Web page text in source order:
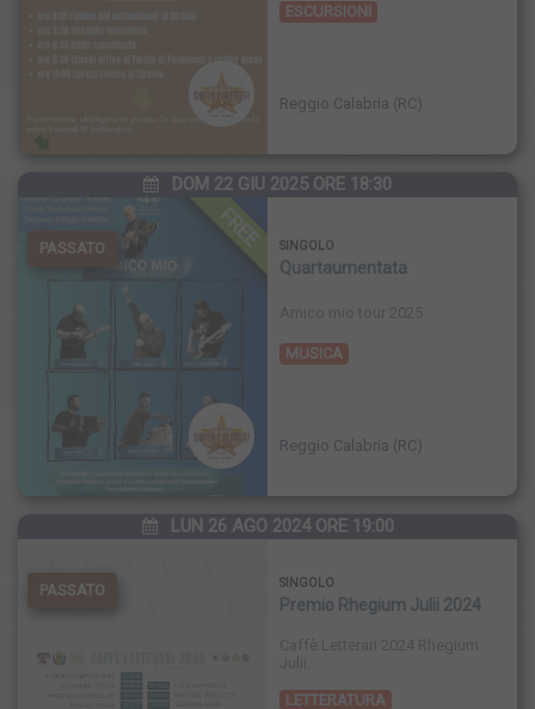
ESCURSIONI
Reggio Calabria (RC)
DOM 22 GIU 2025 ORE 18:30
FREE
PASSATO SINGOLO
Quartaumentata
MUSICA
Reggio Calabria (RC)
LUN 26 AGO 2024 ORE 19:00
PASSATO SINGOLO
Premio Rhegium Julii 2024
LETTERATURA